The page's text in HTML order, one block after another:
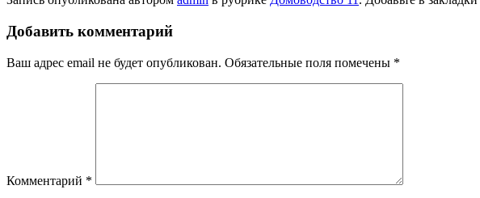
Добавить комментарий
Ваш адрес email не будет опубликован. Обязательные поля помечены *
Комментарий *